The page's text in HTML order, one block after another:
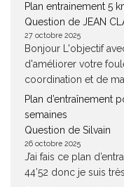
Plan entrainement 5
Question de JEAN
27 octobre 2025
Bonjour L'objectif
d'améliorer votre
coordination et de
Plan d’entraînement
semaines
Question de Silvain
26 octobre 2025
J’ai fais ce plan
44’52 donc je suis